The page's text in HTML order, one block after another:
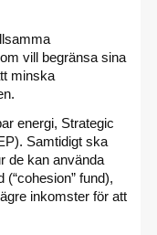
vill begränsa sina
minska
energi, Strategic
Samtidigt ska
de kan använda
fund),
inkomster för att